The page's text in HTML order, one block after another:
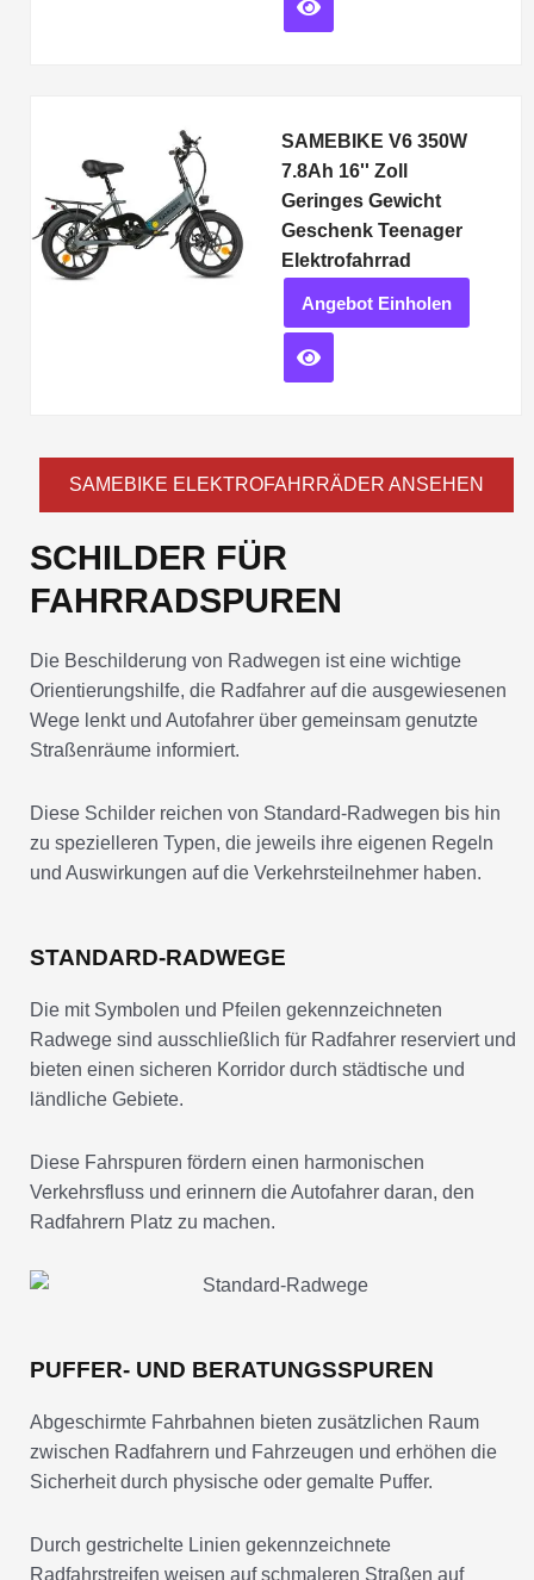
SAMEBIKE V6 350W
7.8Ah 16'' Zoll
Geringes Gewicht
Geschenk Teenager
Elektrofahrrad
Angebot Einholen
SAMEBIKE ELEKTROFAHRRÄDER ANSEHEN
SCHILDER FÜR
FAHRRADSPUREN
Die Beschilderung von Radwegen ist eine wichtige
Orientierungshilfe, die Radfahrer auf die ausgewiesenen
Wege lenkt und Autofahrer über gemeinsam genutzte
Straßenräume informiert.
Diese Schilder reichen von Standard-Radwegen bis hin
zu spezielleren Typen, die jeweils ihre eigenen Regeln
und Auswirkungen auf die Verkehrsteilnehmer haben.
STANDARD-RADWEGE
Die mit Symbolen und Pfeilen gekennzeichneten
Radwege sind ausschließlich für Radfahrer reserviert und
bieten einen sicheren Korridor durch städtische und
ländliche Gebiete.
Diese Fahrspuren fördern einen harmonischen
Verkehrsfluss und erinnern die Autofahrer daran, den
Radfahrern Platz zu machen.
PUFFER- UND BERATUNGSSPUREN
Abgeschirmte Fahrbahnen bieten zusätzlichen Raum
zwischen Radfahrern und Fahrzeugen und erhöhen die
Sicherheit durch physische oder gemalte Puffer.
Durch gestrichelte Linien gekennzeichnete
Radfahrstreifen weisen auf schmaleren Straßen auf